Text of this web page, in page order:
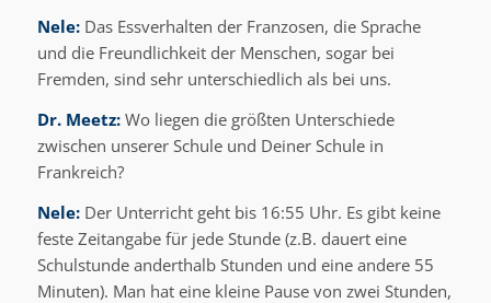
Nele:Das Essverhalten der Franzosen, die Sprache
und die Freundlichkeit der Menschen, sogar bei
Fremden, sind sehr unterschiedlich als bei uns.
Dr. Meetz:Wo liegen die größten Unterschiede
zwischen unserer Schule und Deiner Schule in
Frankreich?
Nele:Der Unterricht geht bis 16:55 Uhr. Es gibt keine
feste Zeitangabe für jede Stunde (z.B. dauert eine
Schulstunde anderthalb Stunden und eine andere 55
Minuten). Man hat eine kleine Pause von zwei Stunden,